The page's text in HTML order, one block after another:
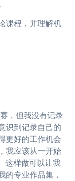
课程，并理解机
，但我没有记录
识到记录自己的
更好的工作机会
我应该从一开始
这样做可以让我
的专业作品集，